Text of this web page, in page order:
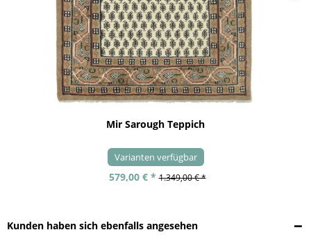
Mir Sarough Teppich
Varianten verfügbar
579,00 € * 1.349,00 € *
Kunden haben sich ebenfalls angesehen